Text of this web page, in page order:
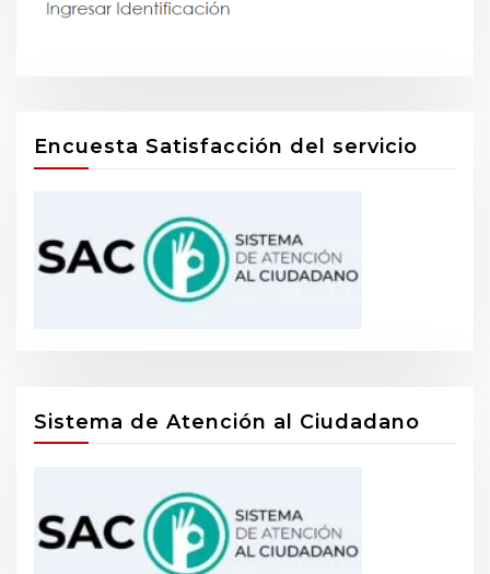
Encuesta Satisfacción del servicio
Sistema de Atención al Ciudadano